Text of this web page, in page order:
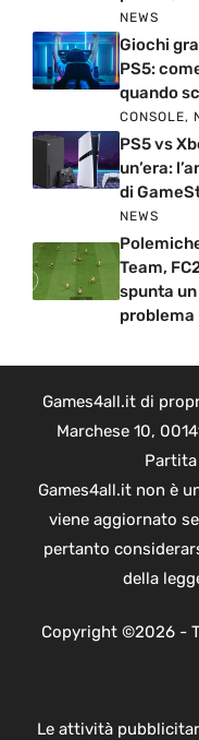
NEWS
Giochi
PS5:
quando
CONSOLE,
PS5 vs
un’era:
di
NEWS
Team,
spunta
problema
Games4all.it di
Marchese 10,
Partita
Games4all.it non è
viene aggiornato
pertanto
della
Copyright ©2026 -
Le attività